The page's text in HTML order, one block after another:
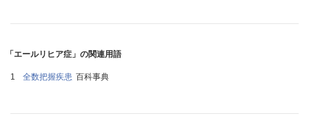
「エールリヒア症」の関連用語
全数把握疾患 百科事典